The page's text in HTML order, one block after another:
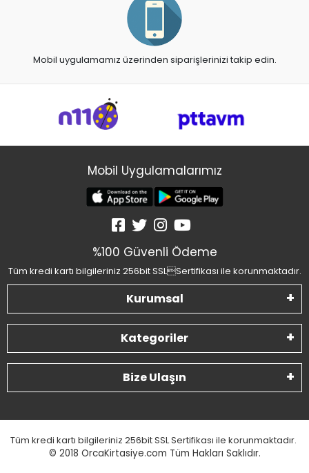
Mobil uygulamamız üzerinden siparişlerinizi takip edin.
Mobil Uygulamalarımız
%100 Güvenli Ödeme
Tüm kredi kartı bilgileriniz 256bit SSLSertifikası ile korunmaktadır.
Kurumsal
Kategoriler
Bize Ulaşın
Tüm kredi kartı bilgileriniz 256bit SSL Sertifikası ile korunmaktadır.
© 2018 OrcaKirtasiye.com Tüm Hakları Saklıdır.